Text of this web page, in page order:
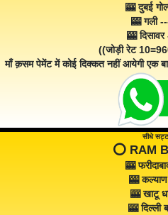
🎰 दुबई
🎰 गली
🎰
((जोड़ी रेट
माँ क़सम पेमेंट में कोई दिक्कत नहीं आयेगी एक
सीधे
⭕️ RAM
🎰
🎰
🎰 खाटू
🎰 दिल्ली